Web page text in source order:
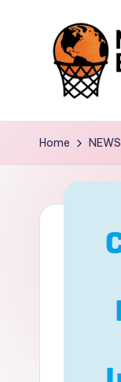
N
o
h
Home NEWS